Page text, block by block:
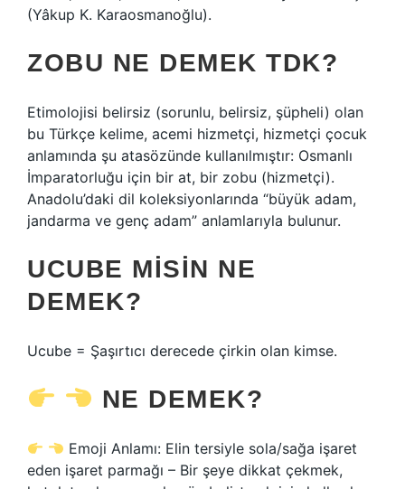
(Yâkup K. Karaosmanoğlu).
ZOBU NE DEMEK TDK?
Etimolojisi belirsiz (sorunlu, belirsiz, şüpheli) olan
bu Türkçe kelime, acemi hizmetçi, hizmetçi çocuk
anlamında şu atasözünde kullanılmıştır: Osmanlı
İmparatorluğu için bir at, bir zobu (hizmetçi).
Anadolu’daki dil koleksiyonlarında “büyük adam,
jandarma ve genç adam” anlamlarıyla bulunur.
UCUBE MISIN NE
DEMEK?
Ucube = Şaşırtıcı derecede çirkin olan kimse.
NE DEMEK?
Emoji Anlamı: Elin tersiyle sola/sağa işaret
eden işaret parmağı – Bir şeye dikkat çekmek,